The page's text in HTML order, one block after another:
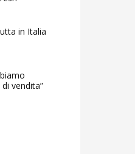
in Italia
vendita”